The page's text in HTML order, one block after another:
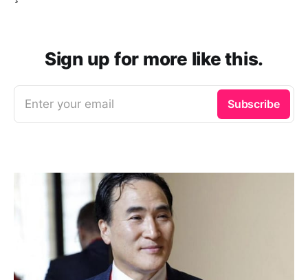
Sign up for more like this.
Enter your email Subscribe